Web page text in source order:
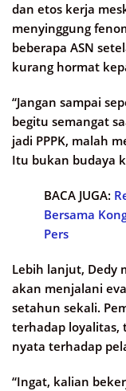
dan etos kerja
menyinggung
beberapa ASN
kurang hormat
“Jangan sampai
begitu semangat
jadi PPPK, malah
Itu bukan budaya
BACA JUGA:
Bersama
Pers
Lebih lanjut, Dedy
akan menjalani
setahun sekali.
terhadap loyalitas,
nyata terhadap
“Ingat, kalian